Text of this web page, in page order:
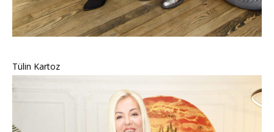
Tülin Kartoz